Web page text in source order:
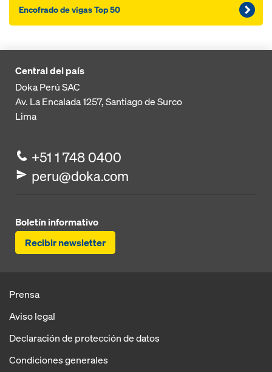
Encofrado de vigas Top 50
Central del país
Doka Perú SAC
Av. La Encalada 1257,Santiago de Surco
Lima
+51 1 748 0400
peru@doka.com
Boletín informativo
Recibir newsletter
Prensa
Aviso legal
Declaración de protección de datos
Condiciones generales